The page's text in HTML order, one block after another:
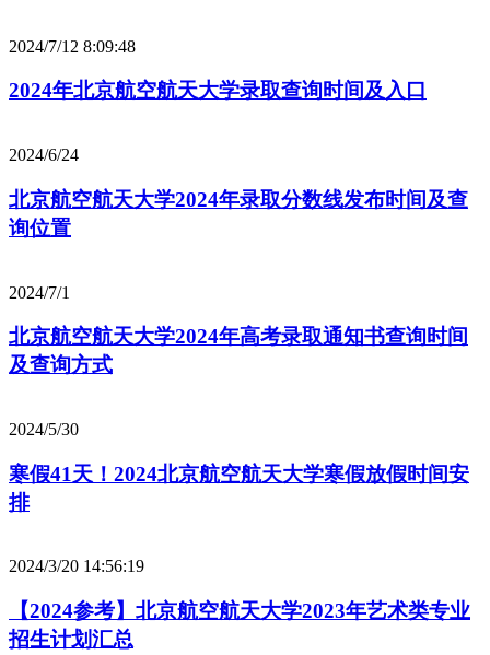
2024/7/12 8:09:48
2024年北京航空航天大学录取查询时间及入口
2024/6/24
北京航空航天大学2024年录取分数线发布时间及查
询位置
2024/7/1
北京航空航天大学2024年高考录取通知书查询时间
及查询方式
2024/5/30
寒假41天！2024北京航空航天大学寒假放假时间安
排
2024/3/20 14:56:19
【2024参考】北京航空航天大学2023年艺术类专业
招生计划汇总